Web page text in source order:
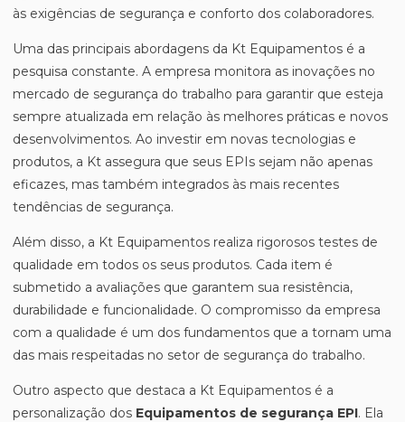
às exigências de segurança e conforto dos colaboradores.
Uma das principais abordagens da Kt Equipamentos é a
pesquisa constante. A empresa monitora as inovações no
mercado de segurança do trabalho para garantir que esteja
sempre atualizada em relação às melhores práticas e novos
desenvolvimentos. Ao investir em novas tecnologias e
produtos, a Kt assegura que seus EPIs sejam não apenas
eficazes, mas também integrados às mais recentes
tendências de segurança.
Além disso, a Kt Equipamentos realiza rigorosos testes de
qualidade em todos os seus produtos. Cada item é
submetido a avaliações que garantem sua resistência,
durabilidade e funcionalidade. O compromisso da empresa
com a qualidade é um dos fundamentos que a tornam uma
das mais respeitadas no setor de segurança do trabalho.
Outro aspecto que destaca a Kt Equipamentos é a
personalização dos Equipamentos de segurança EPI. Ela